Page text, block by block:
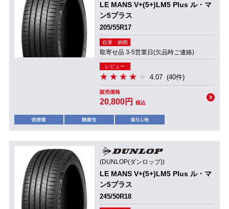
LE MANS V+(5+)LM5 Plus ル・マ
ン5プラス
205/55R17
在庫・納期
取寄せ品 3-5営業日(欠品時ご連絡)
レビュー
4.07 (40件)
販売価格
20,800円 税込
(DUNLOP(ダンロップ))
LE MANS V+(5+)LM5 Plus ル・マ
ン5プラス
245/50R18